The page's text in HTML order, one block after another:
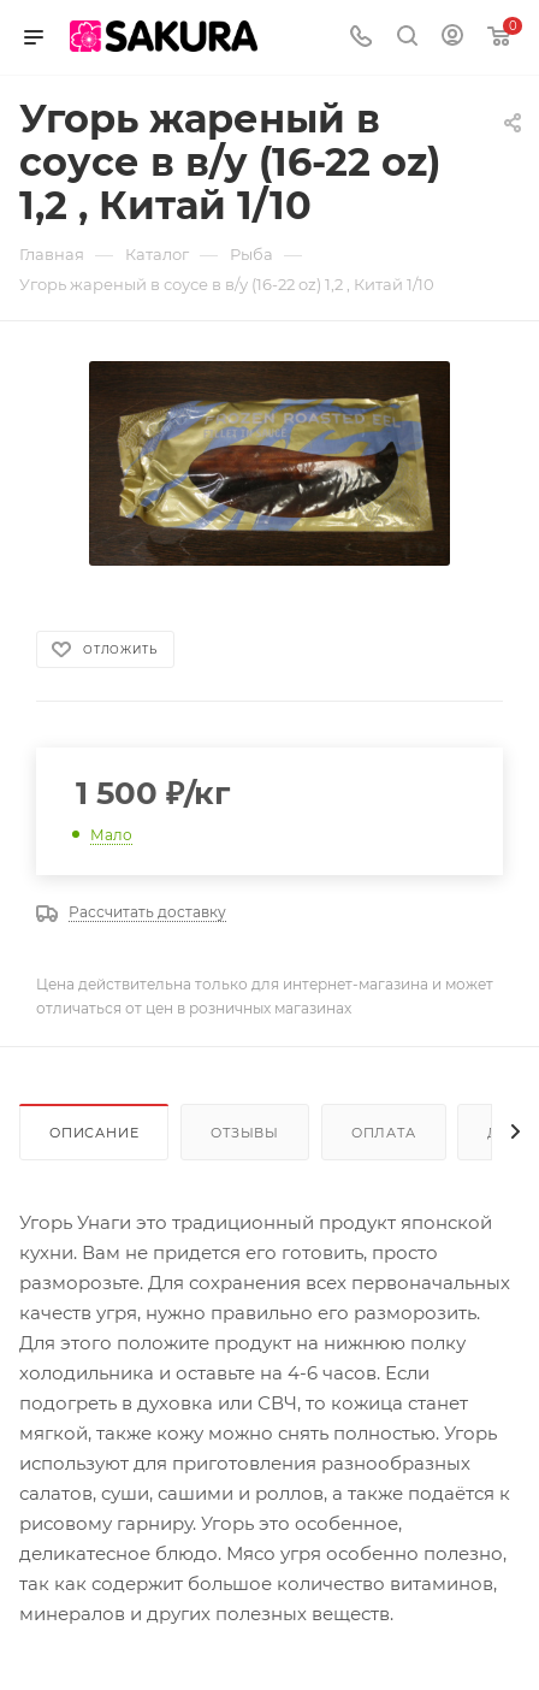
0
Угорь жареный в
соусе в в/у (16-22 oz)
1,2 , Китай 1/10
Главная — Каталог — Рыба —
Угорь жареный в соусе в в/у (16-22 oz) 1,2 , Китай 1/10
ОТЛОЖИТЬ
1 500 ₽/кг
Мало
Рассчитать доставку
Цена действительна только для интернет-магазина и может
отличаться от цен в розничных магазинах
ОПИСАНИЕ ОТЗЫВЫ ОПЛАТА
Угорь Унаги это традиционный продукт японской
кухни. Вам не придется его готовить, просто
разморозьте. Для сохранения всех первоначальных
качеств угря, нужно правильно его разморозить.
Для этого положите продукт на нижнюю полку
холодильника и оставьте на 4-6 часов. Если
подогреть в духовка или СВЧ, то кожица станет
мягкой, также кожу можно снять полностью. Угорь
используют для приготовления разнообразных
салатов, суши, сашими и роллов, а также подаётся к
рисовому гарниру. Угорь это особенное,
деликатесное блюдо. Мясо угря особенно полезно,
так как содержит большое количество витаминов,
минералов и других полезных веществ.